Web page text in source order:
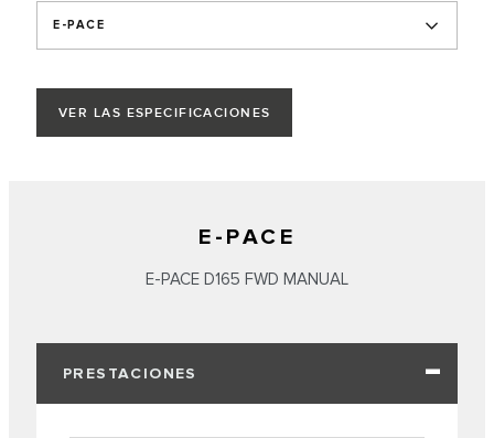
E-PACE
VER LAS ESPECIFICACIONES
E-PACE
E-PACE D165 FWD MANUAL
PRESTACIONES